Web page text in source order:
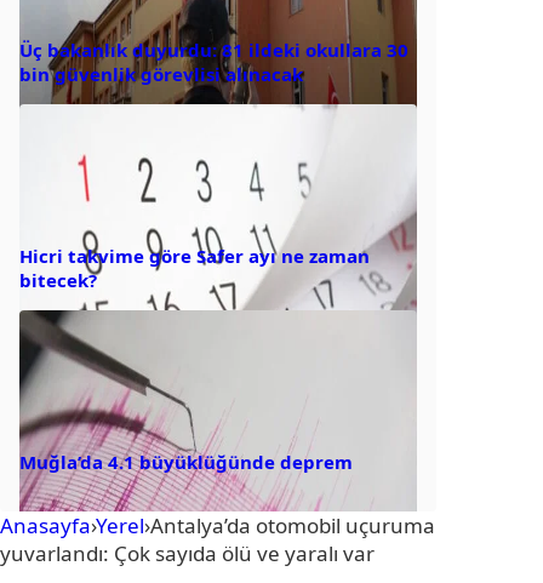
Üç bakanlık duyurdu: 81 ildeki okullara 30
bin güvenlik görevlisi alınacak
Hicri takvime göre Safer ayı ne zaman
bitecek?
Muğla’da 4.1 büyüklüğünde deprem
Anasayfa›Yerel›Antalya’da otomobil uçuruma
yuvarlandı: Çok sayıda ölü ve yaralı var